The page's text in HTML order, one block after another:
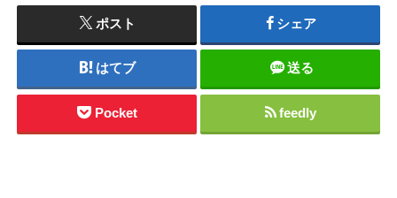
ポスト シェア
はてブ 送る
Pocket feedly